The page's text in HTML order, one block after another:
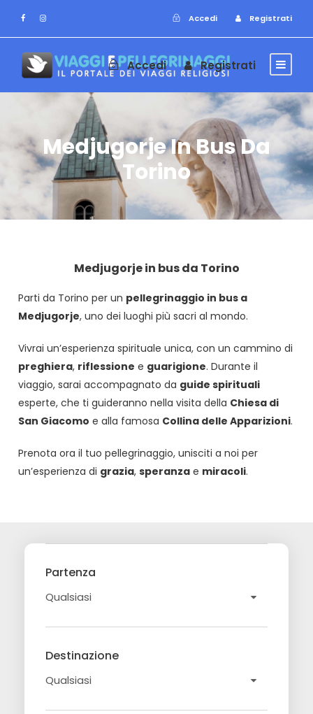
Accedi Registrati
Accedi Registrati
Medjugorje In Bus Da
Torino
Medjugorje in bus da Torino
Parti da Torino per un pellegrinaggio in bus a
Medjugorje, uno dei luoghi più sacri al mondo.
Vivrai un’esperienza spirituale unica, con un cammino di
preghiera, riflessione e guarigione. Durante il
viaggio, sarai accompagnato da guide spirituali
esperte, che ti guideranno nella visita della Chiesa di
San Giacomo e alla famosa Collina delle Apparizioni.
Prenota ora il tuo pellegrinaggio, unisciti a noi per
un’esperienza di grazia, speranza e miracoli.
Partenza
Destinazione